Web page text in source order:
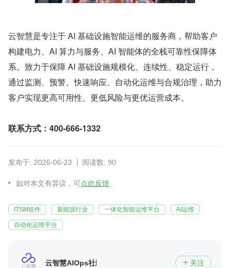
云智慧是专注于 AI 基础设施智能运维的服务商，帮助客户
构建电力、AI 算力与服务、AI 智能体的全栈可靠性保障体
系。致力于保障 AI 基础设施规模化、连续性、稳定运行，
通过监测、预警、快速响应、自动化运维与合规治理，助力
客户实现更高可用性、更低风险与更优运营成本。
联系方式：400-666-1332
发布于: 2026-06-23 阅读数: 90
如对本文有异议，可点此反馈
ITSM软件 新能源行业 一体化智能运维平台 AI运维
自动化运维平台
云智慧AIOps社区  关注